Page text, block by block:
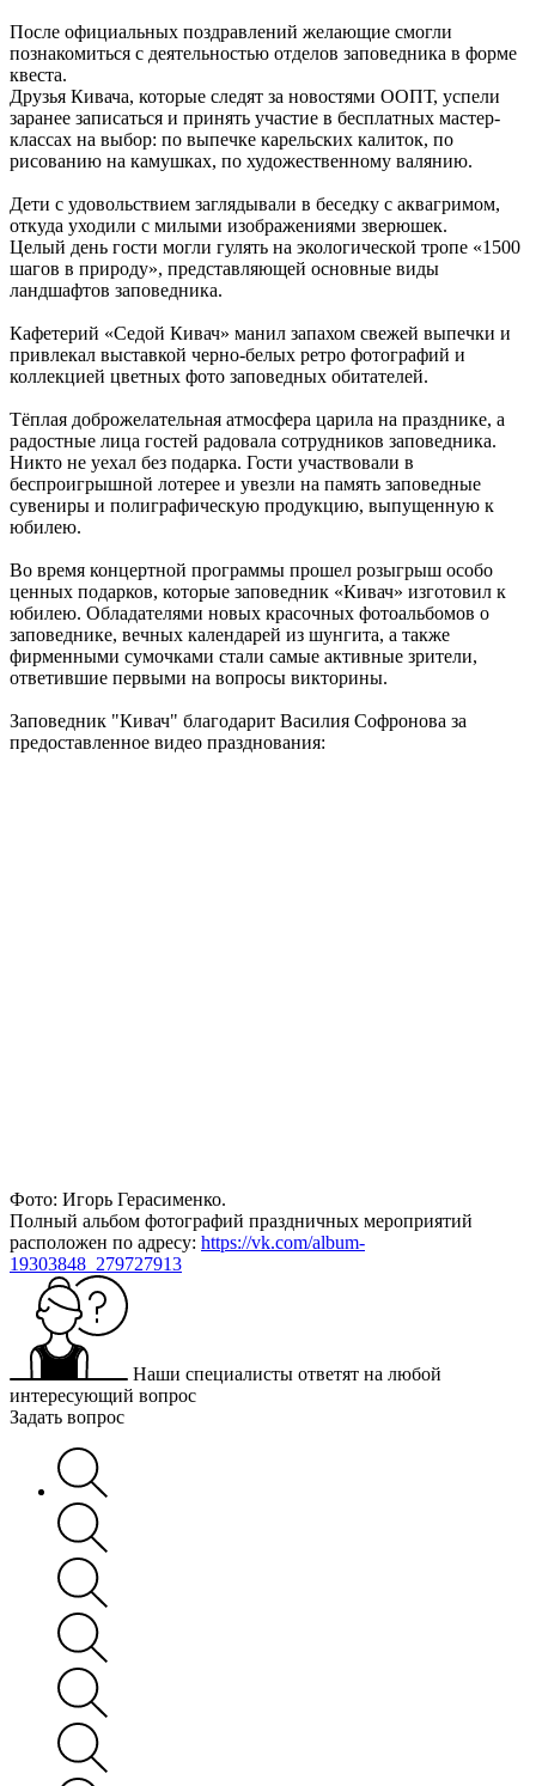
После официальных поздравлений желающие смогли
познакомиться с деятельностью отделов заповедника в форме
квеста.
Друзья Кивача, которые следят за новостями ООПТ, успели
заранее записаться и принять участие в бесплатных мастер-
классах на выбор: по выпечке карельских калиток, по
рисованию на камушках, по художественному валянию.
Дети с удовольствием заглядывали в беседку с аквагримом,
откуда уходили с милыми изображениями зверюшек.
Целый день гости могли гулять на экологической тропе «1500
шагов в природу», представляющей основные виды
ландшафтов заповедника.
Кафетерий «Седой Кивач» манил запахом свежей выпечки и
привлекал выставкой черно-белых ретро фотографий и
коллекцией цветных фото заповедных обитателей.
Тёплая доброжелательная атмосфера царила на празднике, а
радостные лица гостей радовала сотрудников заповедника.
Никто не уехал без подарка. Гости участвовали в
беспроигрышной лотерее и увезли на память заповедные
сувениры и полиграфическую продукцию, выпущенную к
юбилею.
Во время концертной программы прошел розыгрыш особо
ценных подарков, которые заповедник «Кивач» изготовил к
юбилею. Обладателями новых красочных фотоальбомов о
заповеднике, вечных календарей из шунгита, а также
фирменными сумочками стали самые активные зрители,
ответившие первыми на вопросы викторины.
Заповедник "Кивач" благодарит Василия Софронова за
предоставленное видео празднования:
Фото: Игорь Герасименко.
Полный альбом фотографий праздничных мероприятий
расположен по адресу: https://vk.com/album-
19303848_279727913
Наши специалисты ответят на любой
интересующий вопрос
Задать вопрос